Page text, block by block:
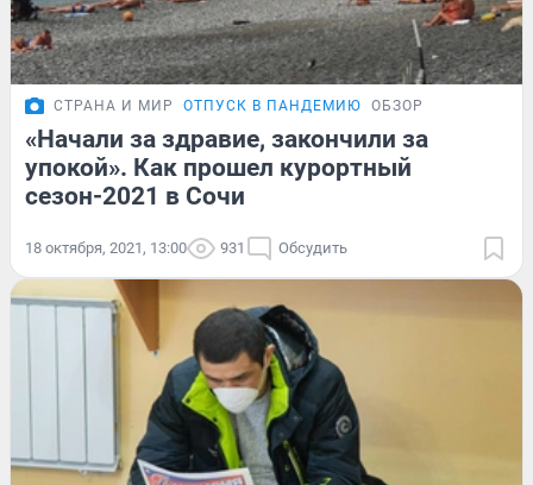
СТРАНА И МИР ОТПУСК В ПАНДЕМИЮ ОБЗОР
«Начали за здравие, закончили за
упокой». Как прошел курортный
сезон-2021 в Сочи
18 октября, 2021, 13:00 931 Обсудить